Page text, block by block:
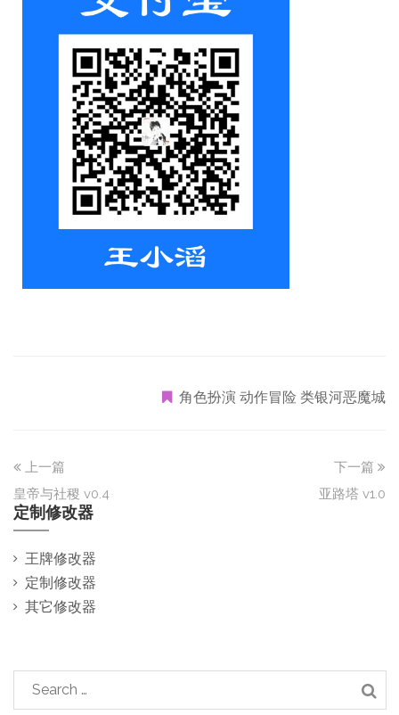
角色扮演 动作冒险 类银河恶魔城
上一篇
皇帝与社稷 v0.4
下一篇
亚路塔 v1.0
定制修改器
王牌修改器
定制修改器
其它修改器